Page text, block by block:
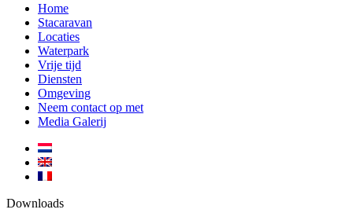
Home
Stacaravan
Locaties
Waterpark
Vrije tijd
Diensten
Omgeving
Neem contact op met
Media Galerij
Downloads